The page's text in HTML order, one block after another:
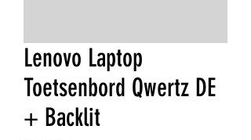
Lenovo Laptop
Toetsenbord Qwertz DE
+ Backlit